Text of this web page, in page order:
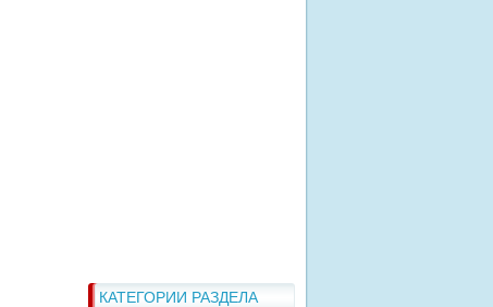
КАТЕГОРИИ РАЗДЕЛА